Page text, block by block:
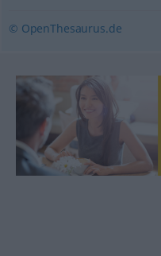
© OpenThesaurus.de